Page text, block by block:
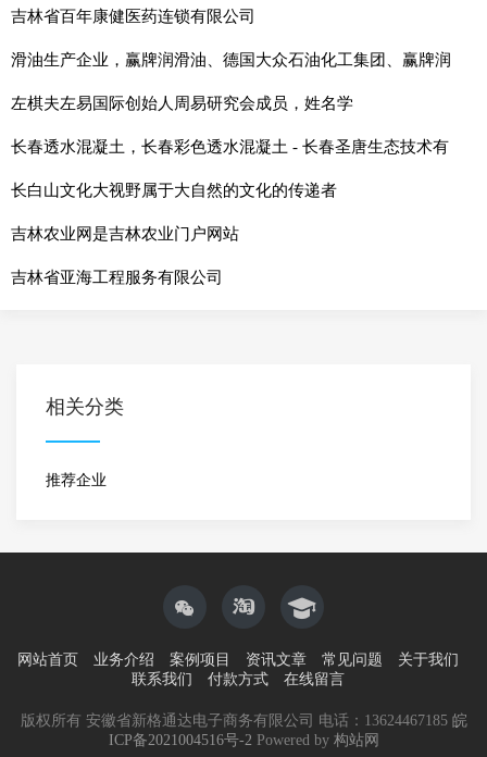
淘宝主图视频拍摄【新格传媒】
吉林省百年康健医药连锁有限公司
滑油生产企业，赢牌润滑油、德国大众石油化工集团、赢牌润
滑油厂家
左棋夫左易国际创始人周易研究会成员，姓名学
长春透水混凝土，长春彩色透水混凝土 - 长春圣唐生态技术有
限公司
长白山文化大视野属于大自然的文化的传递者
吉林农业网是吉林农业门户网站
吉林省亚海工程服务有限公司
相关分类
推荐企业
网站首页 业务介绍 案例项目 资讯文章 常见问题
关于我们
联系我们
付款方式 在线留言
版权所有 安徽省新格通达电子商务有限公司 电话：13624467185 皖
ICP备2021004516号-2Powered by 构站网